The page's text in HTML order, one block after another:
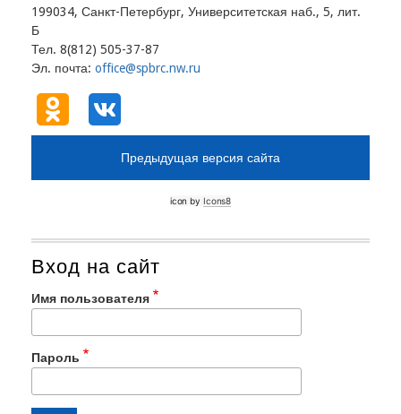
199034, Санкт-Петербург, Университетская наб., 5, лит.
Б
Тел. 8(812) 505-37-87
Эл. почта: office@spbrc.nw.ru
Предыдущая версия сайта
icon by Icons8
Вход на сайт
Имя пользователя
Пароль